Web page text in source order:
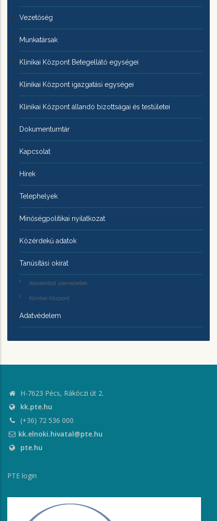
KÖZPONTRÓL
Vezetőség
Munkatársak
Klinikai Központ Betegellátó egységei
Klinikai Központ igazgatási egységei
Klinikai Központ állandó bizottságai és testületei
Dokumentumtár
Kapcsolat
Hírek
Telephelyek
Minőségpolitikai nyilatkozat
Közérdekű adatok
Tanúsítási okirat
Akkreditált szervezetek
Klinikai Központ
Adatvédelem
H-7623 Pécs, Rákóczi út 2.
kk.pte.hu
(+36) 72 536 000
kk.elnoki.hivatal@pte.hu
pte.hu
PTE login